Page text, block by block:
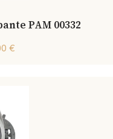
PAM 00332
€